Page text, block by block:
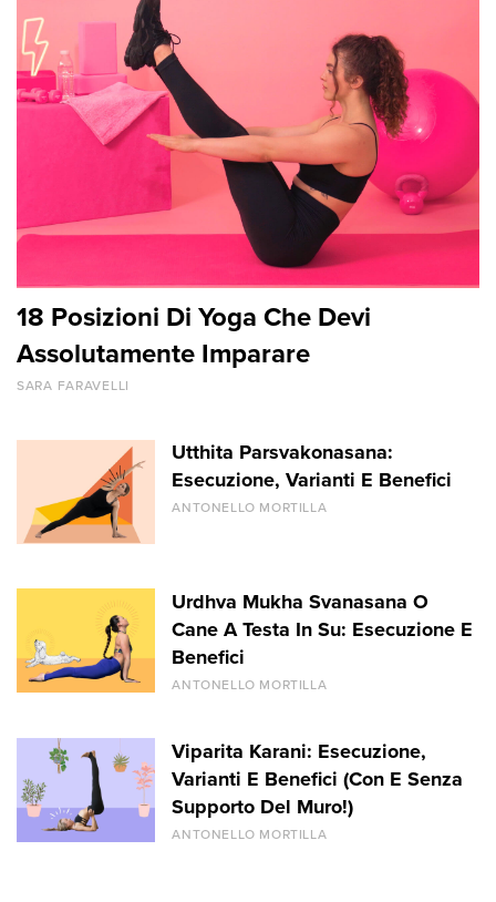
18 Posizioni Di Yoga Che Devi
Assolutamente Imparare
SARA FARAVELLI
Utthita Parsvakonasana:
Esecuzione, Varianti E Benefici
ANTONELLO MORTILLA
Urdhva Mukha Svanasana O
Cane A Testa In Su: Esecuzione E
Benefici
ANTONELLO MORTILLA
Viparita Karani: Esecuzione,
Varianti E Benefici (Con E Senza
Supporto Del Muro!)
ANTONELLO MORTILLA